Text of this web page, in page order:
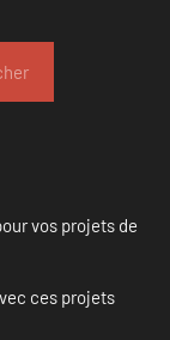
vos projets de
ces projets